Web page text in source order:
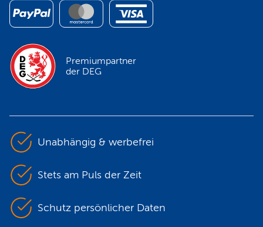
Premiumpartner
der DEG
Unabhängig & werbefrei
Stets am Puls der Zeit
Schutz persönlicher Daten